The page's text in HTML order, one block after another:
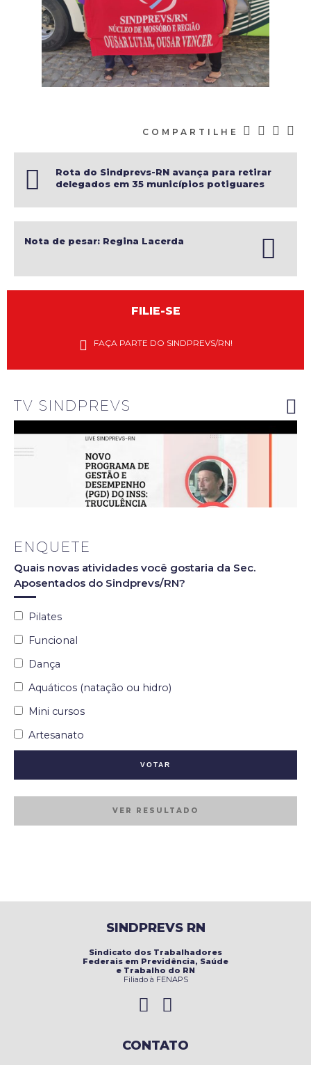
COMPARTILHE
Rota do Sindprevs-RN avança para retirar
delegados em 35 municípios potiguares
Nota de pesar: Regina Lacerda
FILIE-SE
FAÇA PARTE DO SINDPREVS/RN!
TV SINDPREVS
explanam
do INSS
ENQUETE
Quais novas atividades você gostaria da Sec.
Aposentados do Sindprevs/RN?
Pilates
Funcional
Dança
Aquáticos (natação ou hidro)
Mini cursos
Artesanato
VER RESULTADO
SINDPREVS RN
Sindicato dos Trabalhadores
Federais em Previdência, Saúde
e Trabalho do RN
Filiado à FENAPS
CONTATO